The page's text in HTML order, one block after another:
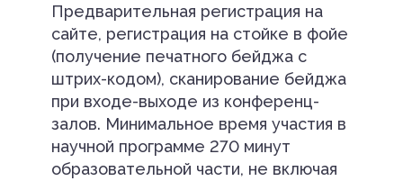
Предварительная регистрация на
сайте, регистрация на стойке в фойе
(получение печатного бейджа с
штрих-кодом), сканирование бейджа
при входе-выходе из конференц-
залов. Минимальное время участия в
научной программе 270 минут
образовательной части, не включая